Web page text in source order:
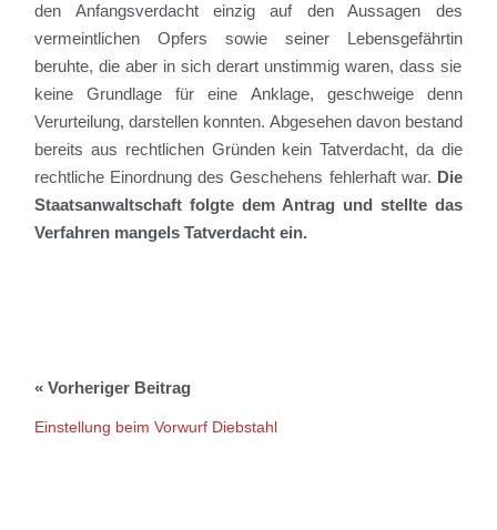
den Anfangsverdacht einzig auf den Aussagen des
vermeintlichenOpfers sowie seiner Lebensgefährtin
beruhte, die aber in sich derart unstimmig waren, dass sie
keine Grundlage für eine Anklage, geschweige denn
Verurteilung, darstellen konnten. Abgesehen davonbestand
bereits aus rechtlichen Gründen kein Tatverdacht, da die
rechtliche Einordnung des Geschehens fehlerhaft war. Die
Staatsanwaltschaft folgte dem Antrag und stellte das
Verfahren mangels Tatverdacht ein.
Einstellung beim Vorwurf Diebstahl